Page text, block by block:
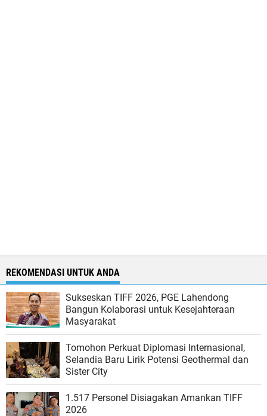
REKOMENDASI UNTUK ANDA
Sukseskan TIFF 2026, PGE Lahendong
Bangun Kolaborasi untuk Kesejahteraan
Masyarakat
Tomohon Perkuat Diplomasi Internasional,
Selandia Baru Lirik Potensi Geothermal dan
Sister City
1.517 Personel Disiagakan Amankan TIFF
2026